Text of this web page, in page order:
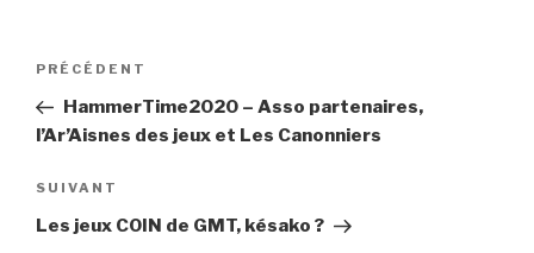
Navigation
l’article
Article
précédent
PRÉCÉDENT
HammerTime2020 – Asso partenaires,
l’Ar’Aisnes des jeux et Les Canonniers
Article
suivant
SUIVANT
Les jeux COIN de GMT, késako ?